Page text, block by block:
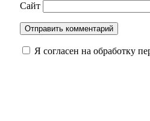
Сайт
Я согласен на обработку